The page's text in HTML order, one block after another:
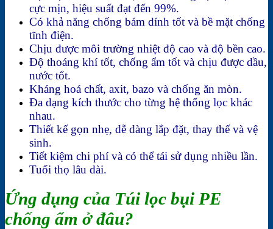
cực mịn, hiệu suất đạt đến 99%.
Có khả năng chống bám dính tốt và bề mặt chống
tĩnh điện.
Chịu được môi trường nhiệt độ cao và độ bền cao.
Độ thoáng khí tốt, chống ẩm tốt và chịu được dầu,
nước tốt.
Kháng hoá chất, axit, bazo và chống ăn mòn.
Đa dạng kích thước cho từng hệ thống lọc khác
nhau.
Thiết kế gọn nhẹ, dễ dàng lắp đặt, thay thế và vệ
sinh.
Tiết kiệm chi phí và có thể tái sử dụng nhiều lần.
Tuổi thọ lâu dài.
Ứng dụng của Túi lọc bụi PE
chống ẩm ở đâu?